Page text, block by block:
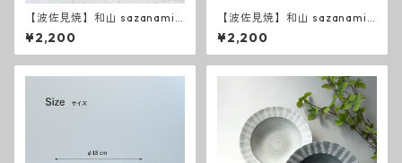
【波佐見焼】和山 sazanami
新色 平碗
¥2,200
【波佐見焼】和山 sazanami
平碗
¥2,200